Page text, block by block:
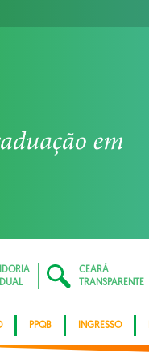
CEARÁ
TRANSPARENTE
PPQB INGRESSO